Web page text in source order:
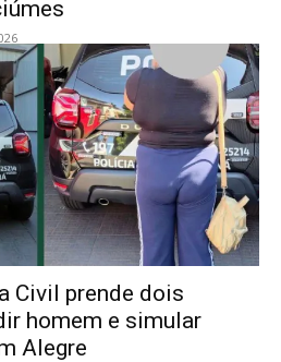
Civil prende dois
homem e simular
Alegre